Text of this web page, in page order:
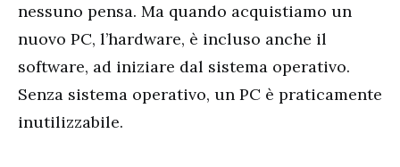
nessuno pensa. Ma quando acquistiamo un
nuovo PC, l’hardware, è incluso anche il
software, ad iniziare dal sistema operativo.
Senza sistema operativo, un PC è praticamente
inutilizzabile.